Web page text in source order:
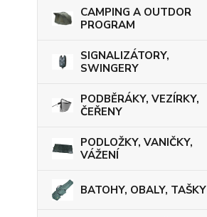
CAMPING A OUTDOR
PROGRAM
SIGNALIZÁTORY,
SWINGERY
PODBĚRÁKY, VEZÍRKY,
ČEŘENY
PODLOŽKY, VANIČKY,
VÁŽENÍ
BATOHY, OBALY, TAŠKY